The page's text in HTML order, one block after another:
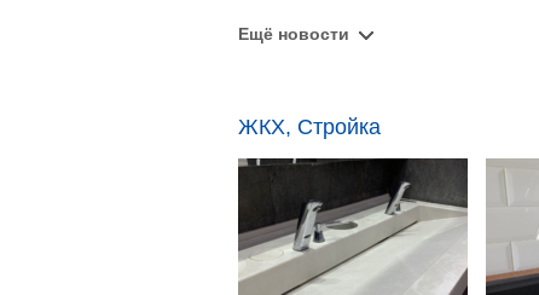
Ещё новости
ЖКХ, Стройка